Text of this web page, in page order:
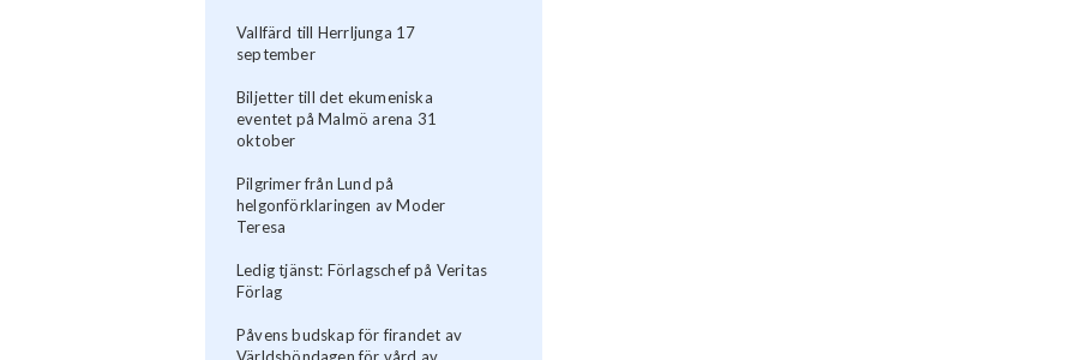
Vallfärd till Herrljunga 17
september
Biljetter till det ekumeniska
eventet på Malmö arena 31
oktober
Pilgrimer från Lund på
helgonförklaringen av Moder
Teresa
Ledig tjänst: Förlagschef på Veritas
Förlag
Påvens budskap för firandet av